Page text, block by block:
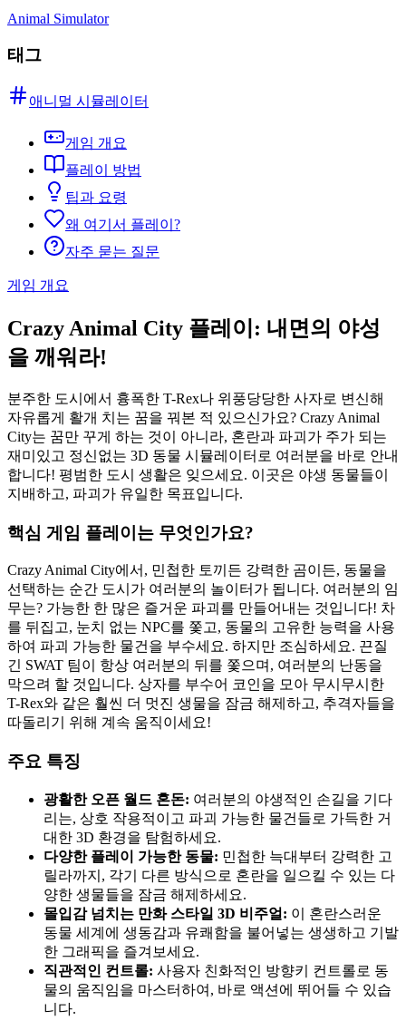
Animal Simulator
태그
애니멀 시뮬레이터
게임 개요
플레이 방법
팁과 요령
왜 여기서 플레이?
자주 묻는 질문
게임 개요
Crazy Animal City 플레이: 내면의 야성
을 깨워라!
분주한 도시에서 흉폭한 T-Rex나 위풍당당한 사자로 변신해
자유롭게 활개 치는 꿈을 꿔본 적 있으신가요? Crazy Animal
City는 꿈만 꾸게 하는 것이 아니라, 혼란과 파괴가 주가 되는
재미있고 정신없는 3D 동물 시뮬레이터로 여러분을 바로 안내
합니다! 평범한 도시 생활은 잊으세요. 이곳은 야생 동물들이
지배하고, 파괴가 유일한 목표입니다.
핵심 게임 플레이는 무엇인가요?
Crazy Animal City에서, 민첩한 토끼든 강력한 곰이든, 동물을
선택하는 순간 도시가 여러분의 놀이터가 됩니다. 여러분의 임
무는? 가능한 한 많은 즐거운 파괴를 만들어내는 것입니다! 차
를 뒤집고, 눈치 없는 NPC를 쫓고, 동물의 고유한 능력을 사용
하여 파괴 가능한 물건을 부수세요. 하지만 조심하세요. 끈질
긴 SWAT 팀이 항상 여러분의 뒤를 쫓으며, 여러분의 난동을
막으려 할 것입니다. 상자를 부수어 코인을 모아 무시무시한
T-Rex와 같은 훨씬 더 멋진 생물을 잠금 해제하고, 추격자들을
따돌리기 위해 계속 움직이세요!
주요 특징
광활한 오픈 월드 혼돈: 여러분의 야생적인 손길을 기다
리는, 상호 작용적이고 파괴 가능한 물건들로 가득한 거
대한 3D 환경을 탐험하세요.
다양한 플레이 가능한 동물: 민첩한 늑대부터 강력한 고
릴라까지, 각기 다른 방식으로 혼란을 일으킬 수 있는 다
양한 생물들을 잠금 해제하세요.
몰입감 넘치는 만화 스타일 3D 비주얼: 이 혼란스러운
동물 세계에 생동감과 유쾌함을 불어넣는 생생하고 기발
한 그래픽을 즐겨보세요.
직관적인 컨트롤: 사용자 친화적인 방향키 컨트롤로 동
물의 움직임을 마스터하여, 바로 액션에 뛰어들 수 있습
니다.